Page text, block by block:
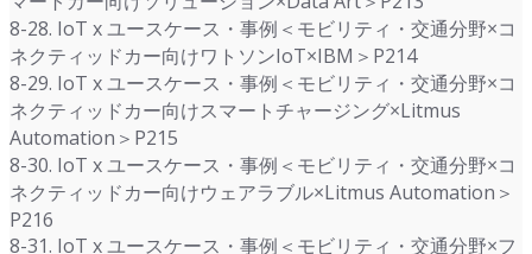
8-28. IoT x ユースケース・事例＜モビリティ・交通分野×コ
ネクティッドカー向けワトソンIoT×IBM＞P214
8-29. IoT x ユースケース・事例＜モビリティ・交通分野×コ
ネクティッドカー向けスマートチャージング×Litmus
Automation＞P215
8-30. IoT x ユースケース・事例＜モビリティ・交通分野×コ
ネクティッドカー向けウェアラブル×Litmus Automation＞
P216
8-31. IoT x ユースケース・事例＜モビリティ・交通分野×フ